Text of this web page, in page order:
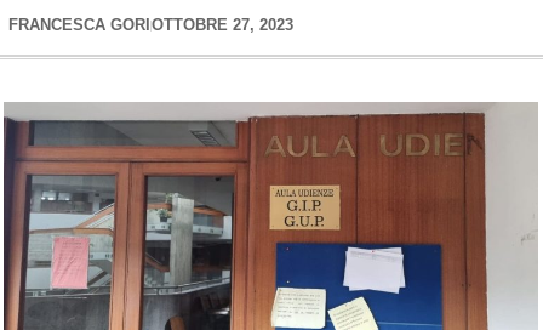
FRANCESCA GORI OTTOBRE 27, 2023